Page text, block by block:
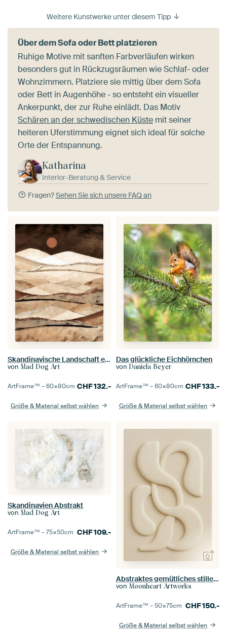
Weitere Kunstwerke unter diesem Tipp
Über dem Sofa oder Bett platzieren
Ruhige Motive mit sanften Farbverläufen wirken
besonders gut in Rückzugsräumen wie Schlaf- oder
Wohnzimmern. Platziere sie mittig über dem Sofa
oder Bett in Augenhöhe - so entsteht ein visueller
Ankerpunkt, der zur Ruhe einlädt. Das Motiv
Schären an der schwedischen Küste mit seiner
heiteren Uferstimmung eignet sich ideal für solche
Orte der Entspannung.
Katharina
Interior-Beratung & Service
Fragen?Sehen Sie sich unsere FAQ an
Skandinavische Landschaft erdig goldene Farben
von Mad Dog Art
ArtFrame™ –60×80cm CHF132.-
Größe & Material selbst wählen
Das glückliche Eichhörnchen
von Daniela Beyer
ArtFrame™ –60×80cm CHF133.-
Größe & Material selbst wählen
Skandinavien Abstrakt
von Mad Dog Art
ArtFrame™ –75×50cm CHF109.-
Größe & Material selbst wählen
Abstraktes gemütliches stilles Garn
von Moonheart Artworks
ArtFrame™ –50×75cm CHF150.-
Größe & Material selbst wählen